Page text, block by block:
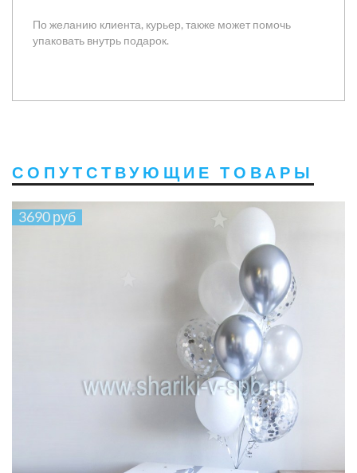
По желанию клиента, курьер, также может помочь
упаковать внутрь подарок.
СОПУТСТВУЮЩИЕ ТОВАРЫ
3690 руб